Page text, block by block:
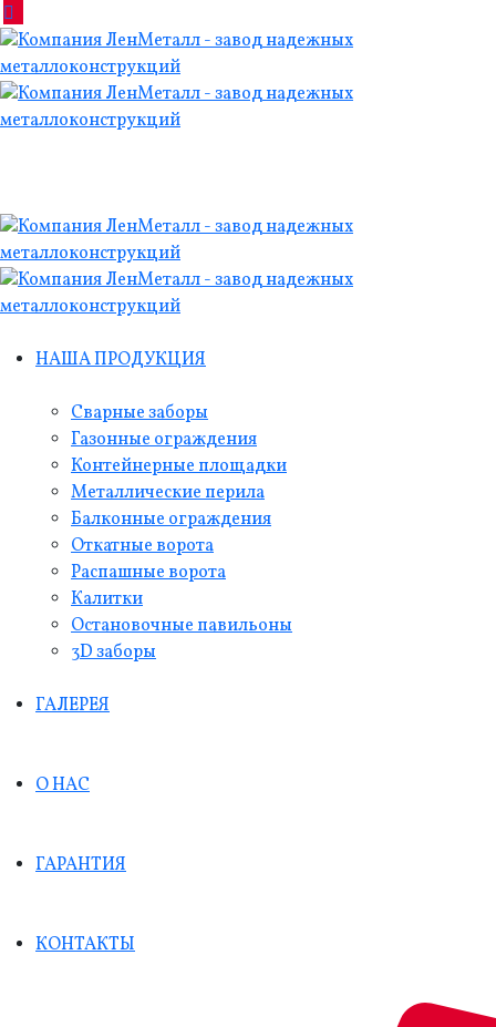
НАША ПРОДУКЦИЯ
Сварные заборы
Газонные ограждения
Контейнерные площадки
Металлические перила
Балконные ограждения
Откатные ворота
Распашные ворота
Калитки
Остановочные павильоны
3D заборы
ГАЛЕРЕЯ
О НАС
ГАРАНТИЯ
КОНТАКТЫ